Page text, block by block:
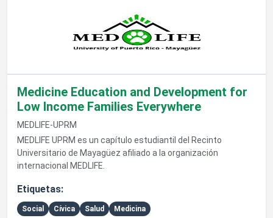
Medicine Education and Development for
Low Income Families Everywhere
MEDLIFE-UPRM
MEDLIFE UPRM es un capítulo estudiantil del Recinto
Universitario de Mayagüez afiliado a la organización
internacional MEDLIFE.
Etiquetas:
Social Cívica Salud Medicina